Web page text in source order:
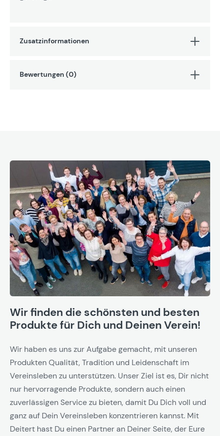
Zusatzinformationen
Bewertungen (0)
Wir finden die schönsten und besten
Produkte für Dich und Deinen Verein!
Wir haben es uns zur Aufgabe gemacht, mit unseren
Produkten Qualität, Tradition und Leidenschaft im
Vereinsleben zu unterstützen. Unser Ziel ist es, Dir nicht
nur hervorragende Produkte, sondern auch einen
zuverlässigen Service zu bieten, damit Du Dich voll und
ganz auf Dein Vereinsleben konzentrieren kannst. Mit
Deitert hast Du einen Partner an Deiner Seite, der Eure